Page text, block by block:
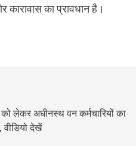
का प्रावधान है।
को लेकर अधीनस्थ वन कर्मचारियों का
देखें